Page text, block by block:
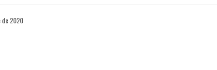
de 2020